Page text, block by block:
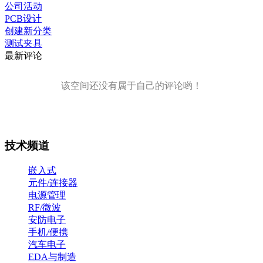
公司活动
PCB设计
创建新分类
测试夹具
最新评论
该空间还没有属于自己的评论哟！
技术频道
嵌入式
元件/连接器
电源管理
RF/微波
安防电子
手机/便携
汽车电子
EDA与制造